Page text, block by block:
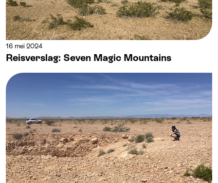
16 mei 2024
Reisverslag: Seven Magic Mountains